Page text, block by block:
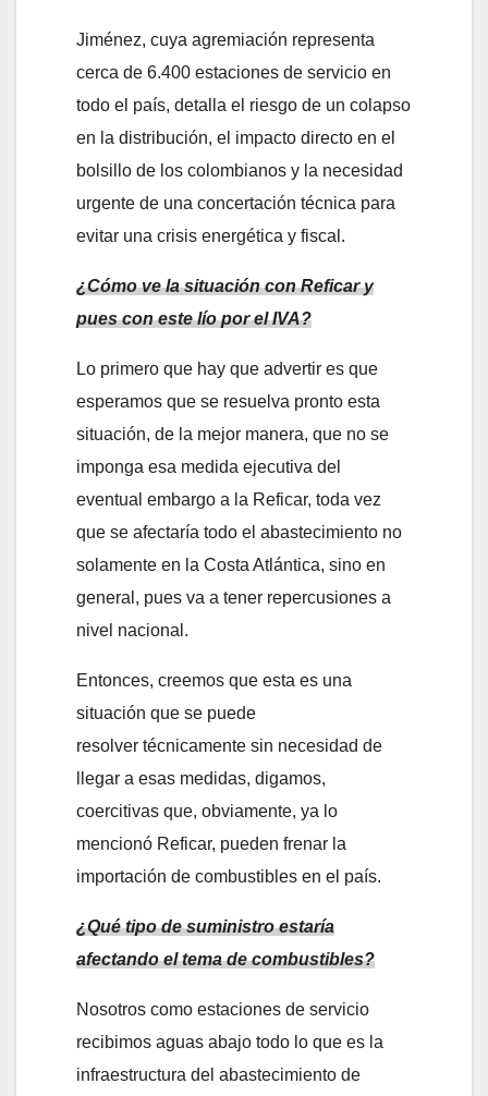
Jiménez, cuya agremiación representa
cerca de 6.400 estaciones de servicio en
todo el país, detalla el riesgo de un colapso
en la distribución, el impacto directo en el
bolsillo de los colombianos y la necesidad
urgente de una concertación técnica para
evitar una crisis energética y fiscal.
¿Cómo ve la situación con Reficar y
pues con este lío por el IVA?
Lo primero que hay que advertir es que
esperamos que se resuelva pronto esta
situación, de la mejor manera, que no se
imponga esa medida ejecutiva del
eventual embargo a la Reficar, toda vez
que se afectaría todo el abastecimiento no
solamente en la Costa Atlántica, sino en
general, pues va a tener repercusiones a
nivel nacional.
Entonces, creemos que esta es una
situación que se puede
resolver técnicamente sin necesidad de
llegar a esas medidas, digamos,
coercitivas que, obviamente, ya lo
mencionó Reficar, pueden frenar la
importación de combustibles en el país.
¿Qué tipo de suministro estaría
afectando el tema de combustibles?
Nosotros como estaciones de servicio
recibimos aguas abajo todo lo que es la
infraestructura del abastecimiento de